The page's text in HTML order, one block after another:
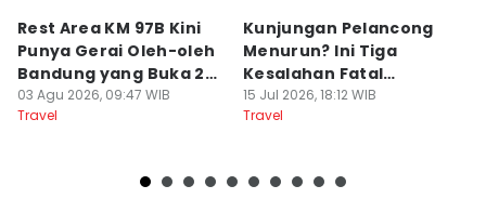
Rest Area KM 97B Kini
Punya Gerai Oleh-oleh
Bandung yang Buka 24
Jam
03 Agu 2026, 09:47 WIB
Travel
Kunjungan Pelancong
Menurun? Ini Tiga
Kesalahan Fatal
Pengelola Wisata
15 Jul 2026, 18:12 WIB
Travel